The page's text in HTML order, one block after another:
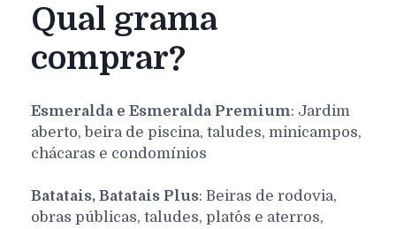
Qual grama
comprar?
Esmeralda e Esmeralda Premium: Jardim
aberto, beira de piscina, taludes, minicampos,
chácaras e condomínios
Batatais, Batatais Plus: Beiras de rodovia,
obras públicas, taludes, platôs e aterros,